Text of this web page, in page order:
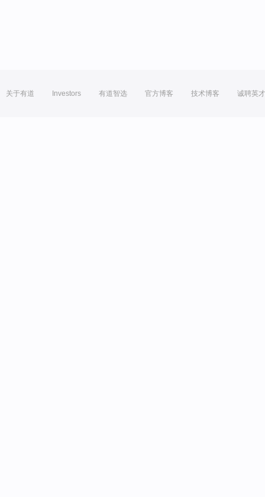
关于有道 Investors 有道智选 官方博客 技术博客 诚聘英才